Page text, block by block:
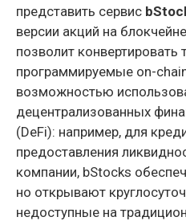
представить сервис
версии акций на
позволит
программируемые on-
возможностью
децентрализованных
(DeFi): например, для
предоставления
компании, bStocks
но открывают
недоступные на